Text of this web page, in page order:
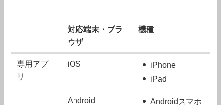
対応端末・ブラ
ウザ
機種
専用アプ
リ
iOS
iPhone
iPad
Android
Androidスマホ